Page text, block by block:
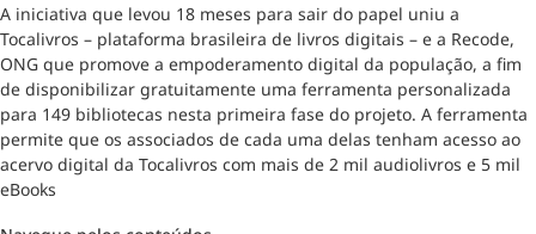
A iniciativa que levou 18 meses para sair do papel uniu a
Tocalivros – plataforma brasileira de livros digitais – e a Recode,
ONG que promove a empoderamento digital da população, a fim
de disponibilizar gratuitamente uma ferramenta personalizada
para 149 bibliotecas nesta primeira fase do projeto. A ferramenta
permite que os associados de cada uma delas tenham acesso ao
acervo digital da Tocalivros com mais de 2 mil audiolivros e 5 mil
eBooks